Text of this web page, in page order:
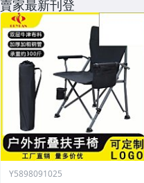
賣家最新刊登
Y5898091025